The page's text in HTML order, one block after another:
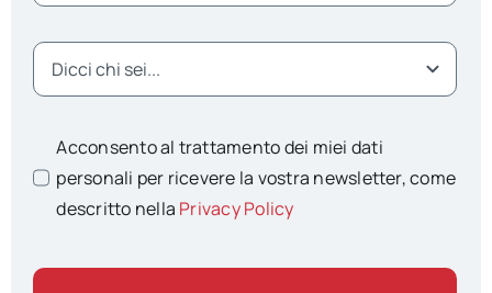
Acconsento al trattamento dei miei dati
personali per ricevere la vostra newsletter, come
descritto nella Privacy Policy